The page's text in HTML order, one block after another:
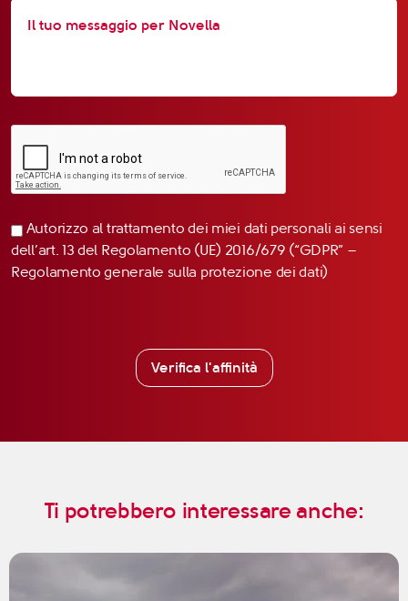
Autorizzo al trattamento dei miei dati personali ai sensi
dell’art. 13 del Regolamento (UE) 2016/679 (“GDPR” –
Regolamento generale sulla protezione dei dati)
Verifica l'affinità
Ti potrebbero interessare anche: